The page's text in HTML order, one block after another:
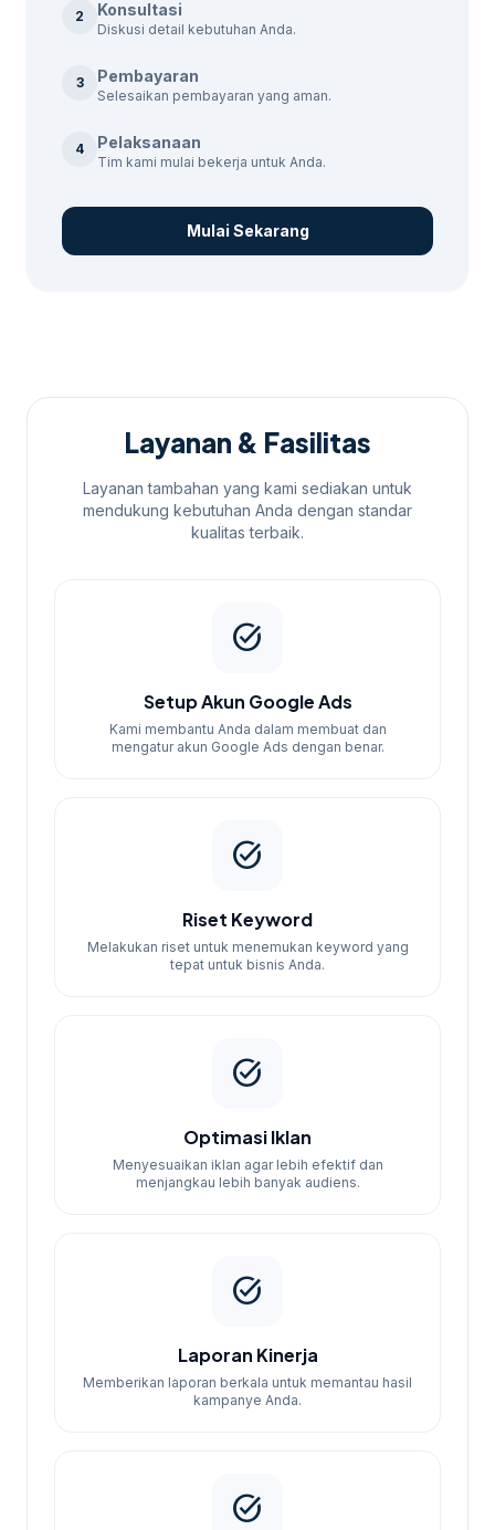
Kami memiliki tim ahli yang dengan proses
kerja terstruktur dalam mengelola
kampanye Google Ads. Kami fokus pada
memastikan setiap rupiah yang Anda
2 Konsultasi
Diskusi detail kebutuhan Anda.
3 Pembayaran
Selesaikan pembayaran yang aman.
4 Pelaksanaan
Tim kami mulai bekerja untuk Anda.
Mulai Sekarang
Layanan & Fasilitas
Layanan tambahan yang kami sediakan untuk
mendukung kebutuhan Anda dengan standar
kualitas terbaik.
task_alt
Setup Akun Google Ads
Kami membantu Anda dalam membuat dan
mengatur akun Google Ads dengan benar.
task_alt
Riset Keyword
Melakukan riset untuk menemukan keyword yang
tepat untuk bisnis Anda.
task_alt
Optimasi Iklan
Menyesuaikan iklan agar lebih efektif dan
menjangkau lebih banyak audiens.
task_alt
Laporan Kinerja
Memberikan laporan berkala untuk memantau hasil
kampanye Anda.
task_alt